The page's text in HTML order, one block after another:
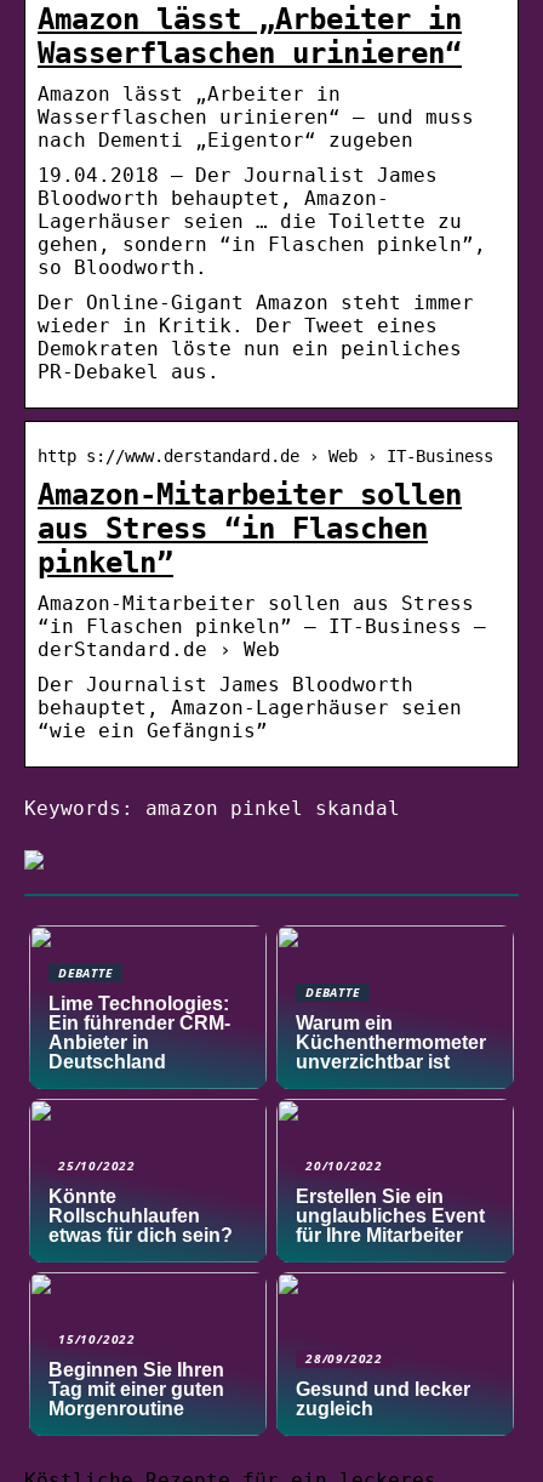
Amazon lässt „Arbeiter in
Wasserflaschen urinieren“
Amazon lässt „Arbeiter in
Wasserflaschen urinieren“ – und muss
nach Dementi „Eigentor“ zugeben
19.04.2018 — Der Journalist James
Bloodworth behauptet, Amazon-
Lagerhäuser seien … die Toilette zu
gehen, sondern “in Flaschen pinkeln”,
so Bloodworth.
Der Online-Gigant Amazon steht immer
wieder in Kritik. Der Tweet eines
Demokraten löste nun ein peinliches
PR-Debakel aus.
http s://www.derstandard.de › Web › IT-Business
Amazon-Mitarbeiter sollen
aus Stress “in Flaschen
pinkeln”
Amazon-Mitarbeiter sollen aus Stress
“in Flaschen pinkeln” – IT-Business –
derStandard.de › Web
Der Journalist James Bloodworth
behauptet, Amazon-Lagerhäuser seien
“wie ein Gefängnis”
Keywords: amazon pinkel skandal
DEBATTE
Lime Technologies:
Ein führender CRM-
Anbieter in
Deutschland
DEBATTE
Warum ein
Küchenthermometer
unverzichtbar ist
25/10/2022
Könnte
Rollschuhlaufen
etwas für dich sein?
20/10/2022
Erstellen Sie ein
unglaubliches Event
für Ihre Mitarbeiter
15/10/2022
Beginnen Sie Ihren
Tag mit einer guten
Morgenroutine
28/09/2022
Gesund und lecker
zugleich